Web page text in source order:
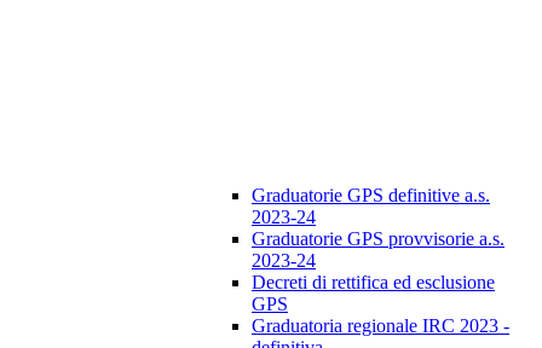
Graduatorie GPS definitive a.s.
2023-24
Graduatorie GPS provvisorie a.s.
2023-24
Decreti di rettifica ed esclusione
GPS
Graduatoria regionale IRC 2023 -